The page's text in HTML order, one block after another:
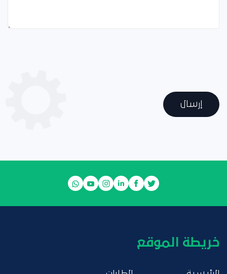
إرسال
خريطة الموقع